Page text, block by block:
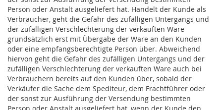
Person oder Anstalt ausgeliefert hat. Handelt der Kunde als
Verbraucher, geht die Gefahr des zufälligen Untergangs und
der zufälligen Verschlechterung der verkauften Ware
grundsätzlich erst mit Übergabe der Ware an den Kunden
oder eine empfangsberechtigte Person über. Abweichend
hiervon geht die Gefahr des zufälligen Untergangs und der
zufälligen Verschlechterung der verkauften Ware auch bei
Verbrauchern bereits auf den Kunden über, sobald der
Verkäufer die Sache dem Spediteur, dem Frachtführer oder
der sonst zur Ausführung der Versendung bestimmten
Person oder Anstalt ausgeliefert hat, wenn der Kunde den